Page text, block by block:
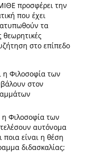
προσφέρει την
που έχει
τα
στο επίπεδο
η Φιλοσοφία των
στον
η Φιλοσοφία των
αυτόνομα
ποια είναι η θέση
διδασκαλίας;